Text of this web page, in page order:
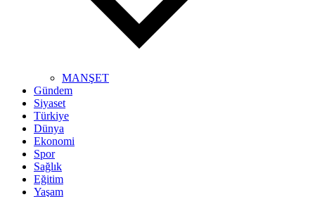
MANŞET
Gündem
Siyaset
Türkiye
Dünya
Ekonomi
Spor
Sağlık
Eğitim
Yaşam